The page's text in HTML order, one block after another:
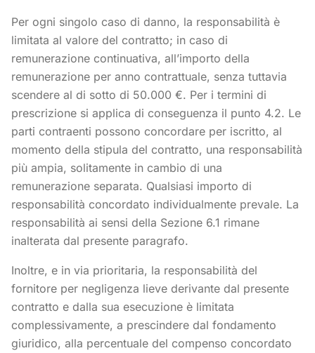
Per ogni singolo caso di danno, la responsabilità è
limitata al valore del contratto; in caso di
remunerazione continuativa, all’importo della
remunerazione per anno contrattuale, senza tuttavia
scendere al di sotto di 50.000 €. Per i termini di
prescrizione si applica di conseguenza il punto 4.2. Le
parti contraenti possono concordare per iscritto, al
momento della stipula del contratto, una responsabilità
più ampia, solitamente in cambio di una
remunerazione separata. Qualsiasi importo di
responsabilità concordato individualmente prevale. La
responsabilità ai sensi della Sezione 6.1 rimane
inalterata dal presente paragrafo.
Inoltre, e in via prioritaria, la responsabilità del
fornitore per negligenza lieve derivante dal presente
contratto e dalla sua esecuzione è limitata
complessivamente, a prescindere dal fondamento
giuridico, alla percentuale del compenso concordato